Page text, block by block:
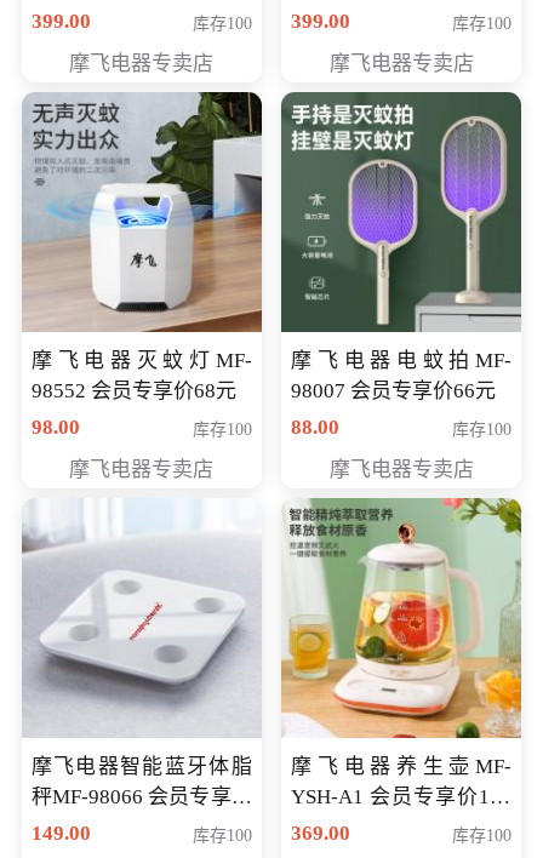
员专享价268元
399.00 库存100
摩飞电器专卖店
元
399.00 库存100
摩飞电器专卖店
摩飞电器灭蚊灯MF-
98552 会员专享价68元
98.00
库存100
摩飞电器专卖店
摩飞电器电蚊拍MF-
98007 会员专享价66元
88.00
库存100
摩飞电器专卖店
摩飞电器智能蓝牙体脂
秤MF-98066 会员专享价
98元
149.00 库存100
摩飞电器养生壶MF-
YSH-A1 会员专享价198
元
369.00 库存100